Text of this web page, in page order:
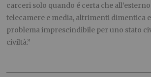
carceri solo quando é certa che
telecamere e media, altrimenti dimentica
problema imprescindibile per uno stato
civiltà.”